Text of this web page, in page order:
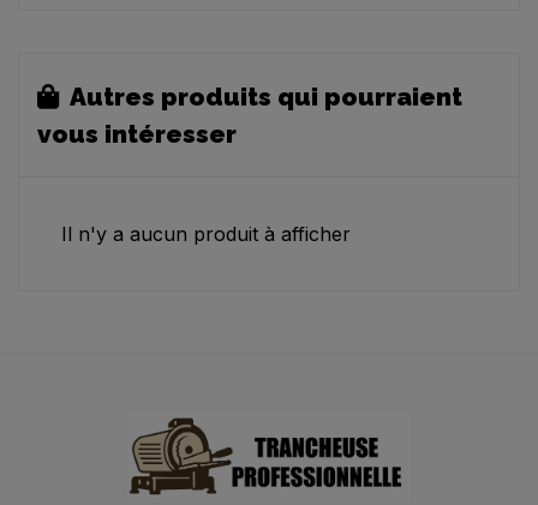
Autres produits qui pourraient
vous intéresser
Il n'y a aucun produit à afficher